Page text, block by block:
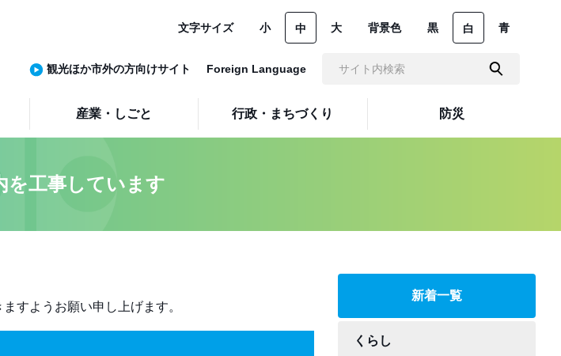
産業・しごと 行政・まちづくり 防災
文字サイズ 小 中 大 背景色 黒 白 青
観光ほか市外の方向けサイト Foreign Language
を工事しています
すようお願い申し上げます。
新着一覧
くらし